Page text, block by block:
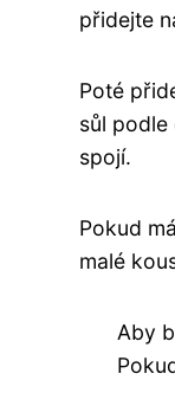
přidejte
Poté
sůl podle
spojí.
Pokud
malé
Aby